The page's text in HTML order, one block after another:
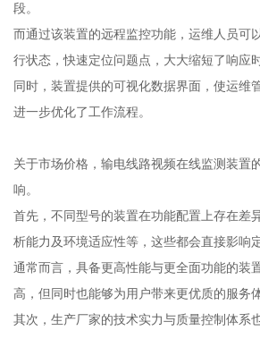
段。
而通过该装置的远程监控功能，运维人员可
行状态，快速定位问题点，大大缩短了响应时
同时，装置提供的可视化数据界面，使运维
进一步优化了工作流程。
关于市场价格，输电线路视频在线监测装置
响。
首先，不同型号的装置在功能配置上存在差
析能力及环境适应性等，这些都会直接影响定
通常而言，具备更高性能与更全面功能的装
高，但同时也能够为用户带来更优质的服务体
其次，生产厂家的技术实力与质量控制体系